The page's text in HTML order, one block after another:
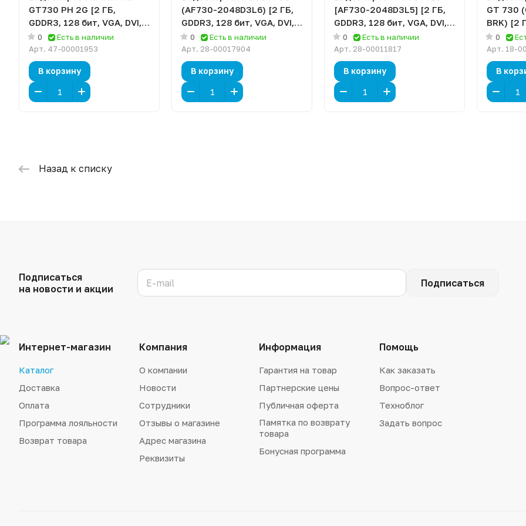
GT730 PH 2G [2 ГБ,
GDDR3, 128 бит, VGA, DVI,
HDMI]
0
Есть в наличии
Арт. 47-00001953
В корзину
(AF730-2048D3L6) [2 ГБ,
GDDR3, 128 бит, VGA, DVI,
HDMI]
0
Есть в наличии
Арт. 28-00017904
В корзину
[AF730-2048D3L5] [2 ГБ,
GDDR3, 128 бит, VGA, DVI,
HDMI]
0
Есть в наличии
Арт. 28-00011817
В корзину
GT 730
BRK) [2
902 МГц,
0
Арт. 18-
В
Назад к списку
Подписаться
на новости и акции
Подписаться
Интернет-магазин
Каталог
Доставка
Оплата
Программа лояльности
Возврат товара
Компания
О компании
Новости
Сотрудники
Отзывы о магазине
Адрес магазина
Реквизиты
Информация
Гарантия на товар
Партнерские цены
Публичная оферта
Памятка по возврату
товара
Бонусная программа
Помощь
Как заказать
Вопрос-ответ
Техноблог
Задать вопрос